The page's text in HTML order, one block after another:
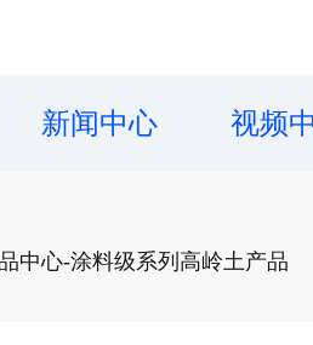
新闻中心 视频
中心-涂料级系列高岭土产品